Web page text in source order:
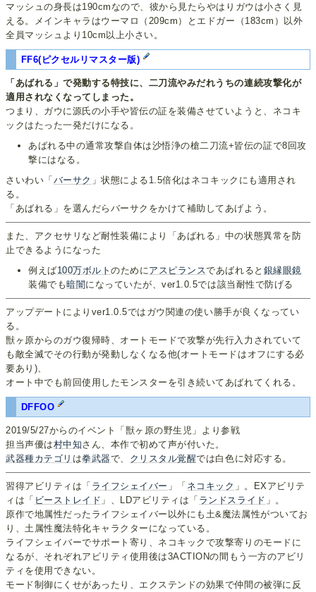
マッシュの身長は190cmなので、彼から見たらやはりガウは小さく見
える。メインキャラはウーマロ（209cm）とエドガー（183cm）以外
全員マッシュより10cm以上小さい。
FF6(ピクセルリマスター版)
「あばれる」で発動する特技に、二刀流やみだれうちの連続攻撃化が
適用されなくなってしまった。
つまり、ガウに源氏の小手や皆伝の証を装備させていようと、ネコキ
ックはたった一発だけになる。
あばれる中の通常攻撃自体は沙悟浄の槍二刀流+皆伝の証で8回攻
撃にはなる。
さいわい「 バーサク 」状態による1.5倍化はネコキックにも適用され
る。
「あばれる」を選んだらバーサクをかけて補助してあげよう。
また、アクセサリなど耐性装備により「あばれる」中の状態異常を防
止できるようになった
例えば100万ボルトのためにアスピランスであばれると 銀縁眼鏡
装備でも暗闇になっていたが、ver1.0.5では該当耐性で防げる
アップデートによりver1.0.5ではガウ関連の使い勝手が良くなってい
る。
獣ヶ原からのガウ復帰時、オートモードで攻撃が先行入力されていて
も敵全滅でその行動が発動しなくなる他(オートモードはオフにする必
要あり)、
オート中でも前回使用したモンスターを引き続いてあばれてくれる。
DFFOO
2019/5/27からのイベント「獣ヶ原の野生児」より参戦
担当声優は村中知さん、本作で初めて声が付いた。
武器種カテゴリ は拳武器で、 クリスタル覚醒では白色に対応する。
習得アビリティは「 ライフシェイバー 」「 ネコキック 」。EXアビリテ
ィは「 ビーストレイド 」、LDアビリティは「 ランドスライド 」。
原作で地属性だったライフシェイバー以外にも土&魔法属性がついてお
り、土属性魔法特化キャラクターになっている。
ライフシェイバーでサポート寄り、ネコキックで攻撃寄りのモードに
なるが、それぞれアビリティ使用後は3ACTIONの間もう一方のアビリ
ティを使用できない。
モード制御にくせがあったり、エクステンドの効果で仲間の被弾に反